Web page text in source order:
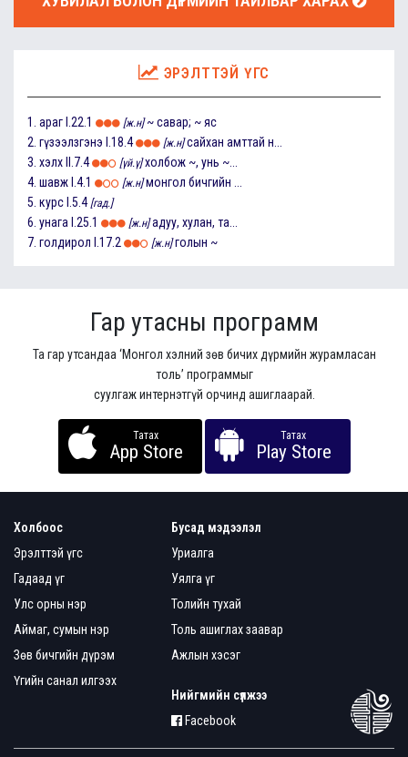
ЭРЭЛТТЭЙ ҮГС
1. араг I.22.1 [ж.н] ~ савар; ~ яс
2. гүзээлзгэнэ I.18.4 [ж.н] сайхан амттай н...
3. хэлх II.7.4 [үй.ү] холбож ~, унь ~...
4. шавж I.4.1 [ж.н] монгол бичгийн ...
5. курс I.5.4 [гад.]
6. унага I.25.1 [ж.н] адуу, хулан, та...
7. голдирол I.17.2 [ж.н] голын ~
Гар утасны программ
Та гар утсандаа ‘Монгол хэлний зөв бичих дүрмийн журамласан
толь’ программыг
суулгаж интернэтгүй орчинд ашиглаарай.
Татах
App Store
Татах
Play Store
Холбоос
Эрэлттэй үгс
Гадаад үг
Улс орны нэр
Аймаг, сумын нэр
Зөв бичгийн дүрэм
Үгийн санал илгээх
Бусад мэдээлэл
Уриалга
Уялга үг
Толийн тухай
Толь ашиглах заавар
Ажлын хэсэг
Нийгмийн сүлжээ
Facebook